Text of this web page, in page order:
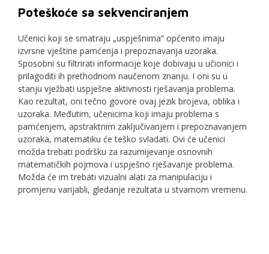
Poteškoće sa sekvenciranjem
Učenici koji se smatraju „uspješnima“ općenito imaju
izvrsne vještine pamćenja i prepoznavanja uzoraka.
Sposobni su filtrirati informacije koje dobivaju u učionici i
prilagoditi ih prethodnom naučenom znanju. I oni su u
stanju vježbati uspješne aktivnosti rješavanja problema.
Kao rezultat, oni tečno govore ovaj jezik brojeva, oblika i
uzoraka. Međutim, učenicima koji imaju problema s
pamćenjem, apstraktnim zaključivanjem i prepoznavanjem
uzoraka, matematiku će teško svladati. Ovi će učenici
možda trebati podršku za razumijevanje osnovnih
matematičkih pojmova i uspješno rješavanje problema.
Možda će im trebati vizualni alati za manipulaciju i
promjenu varijabli, gledanje rezultata u stvarnom vremenu.